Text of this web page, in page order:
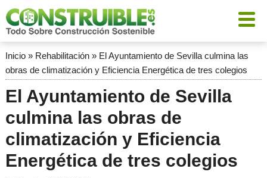
Inicio» Rehabilitación» El Ayuntamiento de Sevilla culmina las
obras de climatización y Eficiencia Energética de tres colegios
El Ayuntamiento de Sevilla
culmina las obras de
climatización y Eficiencia
Energética de tres colegios